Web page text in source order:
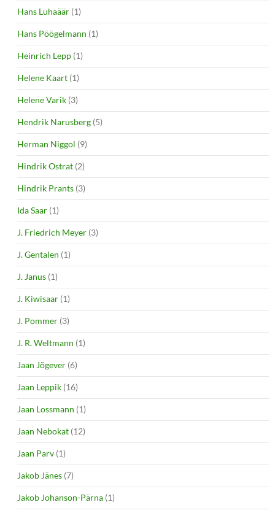
Hans Luhaäär (1)
Hans Pöögelmann (1)
Heinrich Lepp (1)
Helene Kaart (1)
Helene Varik (3)
Hendrik Narusberg (5)
Herman Niggol (9)
Hindrik Ostrat (2)
Hindrik Prants (3)
Ida Saar (1)
J. Friedrich Meyer (3)
J. Gentalen (1)
J. Janus (1)
J. Kiwisaar (1)
J. Pommer (3)
J. R. Weltmann (1)
Jaan Jõgever (6)
Jaan Leppik (16)
Jaan Lossmann (1)
Jaan Nebokat (12)
Jaan Parv (1)
Jakob Jänes (7)
Jakob Johanson-Pärna (1)